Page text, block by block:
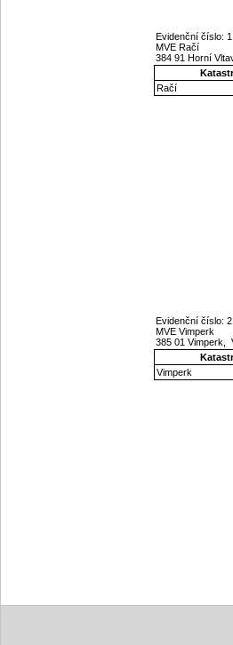
Evidenční číslo: 1
MVE Račí
384 91 Horní
Račí
Evidenční číslo: 2
MVE Vimperk
385 01 Vimperk,
Vimperk